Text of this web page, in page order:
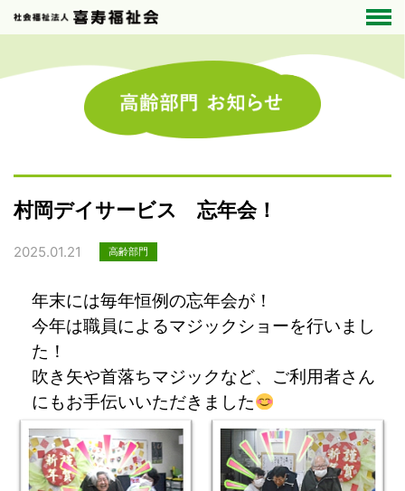
村岡デイサービス 忘年会！
2025.01.21 高齢部門
年末には毎年恒例の忘年会が！
今年は職員によるマジックショーを行いまし
た！
吹き矢や首落ちマジックなど、ご利用者さん
にもお手伝いいただきました